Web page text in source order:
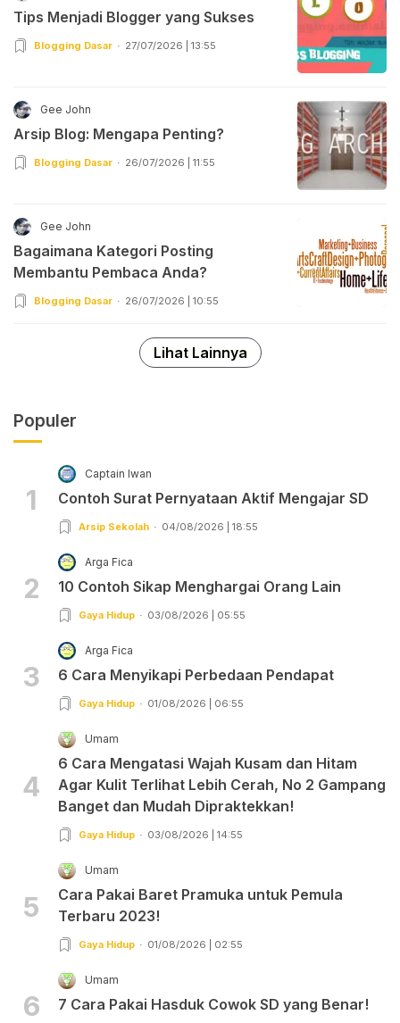
Tips Menjadi Blogger yang Sukses
Blogging Dasar 27/07/2026 | 13:55
Gee John
Arsip Blog: Mengapa Penting?
Blogging Dasar 26/07/2026 | 11:55
Gee John
Bagaimana Kategori Posting
Membantu Pembaca Anda?
Blogging Dasar 26/07/2026 | 10:55
Lihat Lainnya
Populer
1
Captain Iwan
Contoh Surat Pernyataan Aktif Mengajar SD
Arsip Sekolah 04/08/2026 | 18:55
2
Arga Fica
10 Contoh Sikap Menghargai Orang Lain
Gaya Hidup 03/08/2026 | 05:55
3
Arga Fica
6 Cara Menyikapi Perbedaan Pendapat
Gaya Hidup 01/08/2026 | 06:55
4
Umam
6 Cara Mengatasi Wajah Kusam dan Hitam
Agar Kulit Terlihat Lebih Cerah, No 2 Gampang
Banget dan Mudah Dipraktekkan!
Gaya Hidup 03/08/2026 | 14:55
5
Umam
Cara Pakai Baret Pramuka untuk Pemula
Terbaru 2023!
Gaya Hidup 01/08/2026 | 02:55
6
Umam
7 Cara Pakai Hasduk Cowok SD yang Benar!